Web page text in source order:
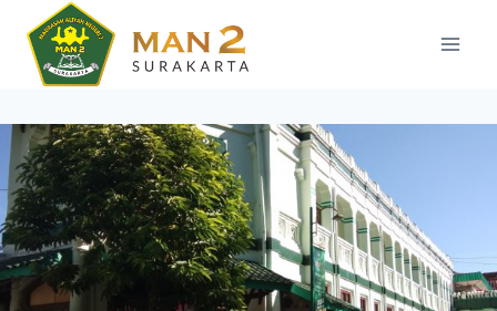
content